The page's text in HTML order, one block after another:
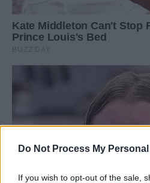
Do Not Process My
If you wish to opt-out of the sale,